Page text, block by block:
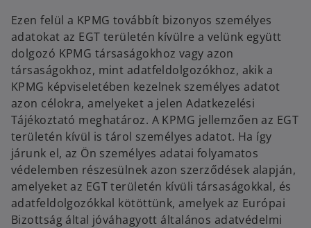
Ezen felül a KPMG továbbít bizonyos személyes
adatokat az EGT területén kívülre a velünk együtt
dolgozó KPMG társaságokhoz vagy azon
társaságokhoz, mint adatfeldolgozókhoz, akik a
KPMG képviseletében kezelnek személyes adatot
azon célokra, amelyeket a jelen Adatkezelési
Tájékoztató meghatároz. A KPMG jellemzően az EGT
területén kívül is tárol személyes adatot. Ha így
járunk el, az Ön személyes adatai folyamatos
védelemben részesülnek azon szerződések alapján,
amelyeket az EGT területén kívüli társaságokkal, és
adatfeldolgozókkal kötöttünk, amelyek az Európai
Bizottság által jóváhagyott általános adatvédelmi